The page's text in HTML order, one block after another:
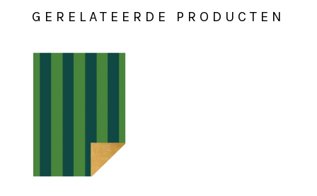
GERELATEERDE PRODUCTEN